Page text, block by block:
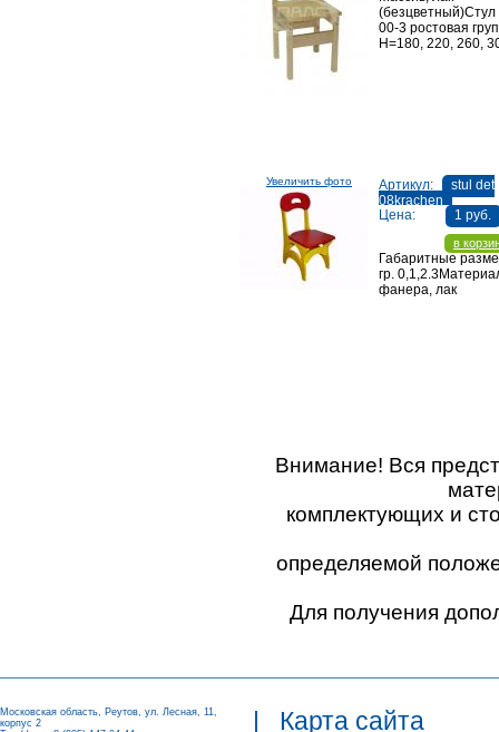
(безцветный)Стул
00-3 ростовая
Н=180, 220, 260,
Увеличить фото Артикул:
stul det
08krachen
Цена:
1 руб.
в
Габаритные
гр.
фанера, лак
Внимание! Вся
комплектующих и
определяемой
Для получения
Московская область, Реутов, ул. Лесная, 11,
корпус 2
| Карта сайта